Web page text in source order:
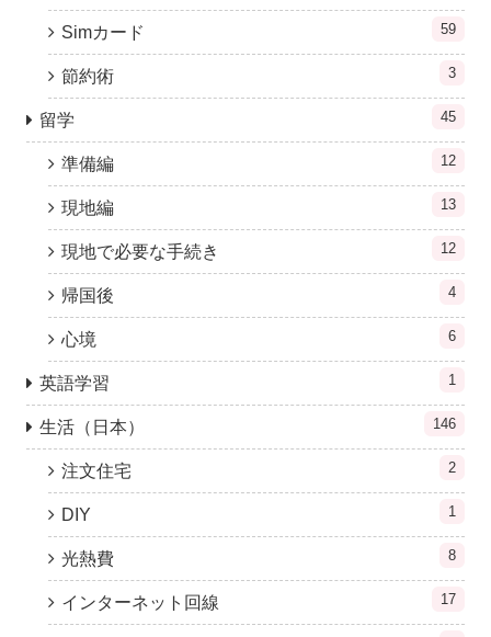
Simカード 59
節約術 3
留学 45
準備編 12
現地編 13
現地で必要な手続き 12
帰国後 4
心境 6
英語学習 1
生活（日本） 146
注文住宅 2
DIY 1
光熱費 8
インターネット回線 17